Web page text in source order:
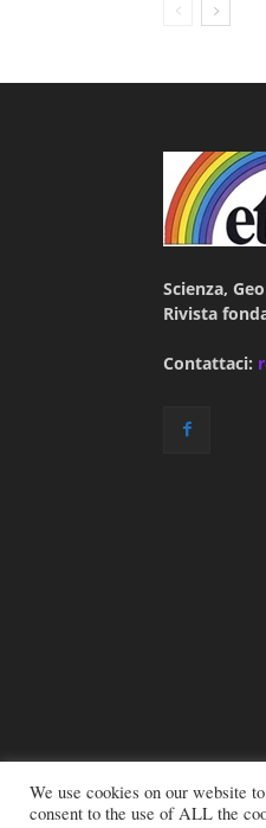
Scienza,
Rivista
Contattaci:
© 2026 All
We use cookies on our website
consent to the use of ALL the